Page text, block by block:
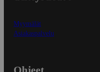
Myymälät
Asiakaspalvelu